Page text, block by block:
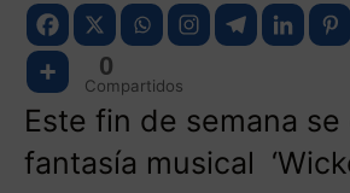
0
Compartidos
Este fin de semana
fantasía musical